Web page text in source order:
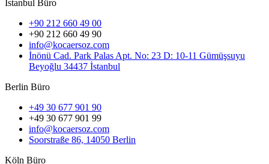
İstanbul Büro
+90 212 660 49 00
+90 212 660 49 90
info@kocaersoz.com
İnönü Cad. Park Palas Apt. No: 23 D: 10-11 Gümüşsuyu
Beyoğlu 34437 İstanbul
Berlin Büro
+49 30 677 901 90
+49 30 677 901 99
info@kocaersoz.com
Soorstraße 86, 14050 Berlin
Köln Büro